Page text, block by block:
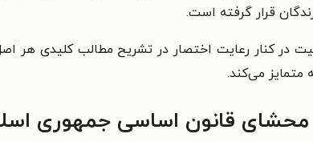
قرار گرفته است.
در کنار رعایت اختصار در تشریح مطالب کلیدی هر
متمایز می‌کند.
قانون اساسی جمهوری